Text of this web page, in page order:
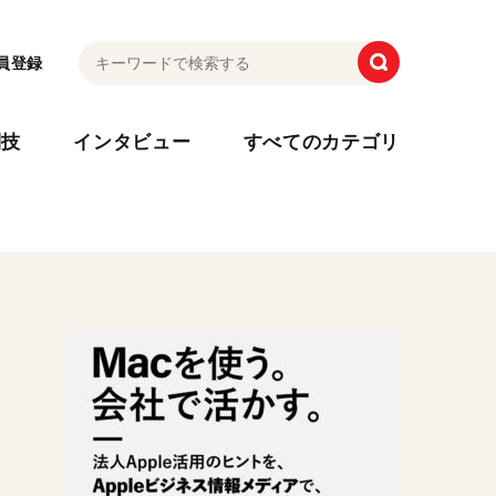
登録
インタビュー すべてのカテゴリ